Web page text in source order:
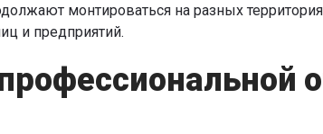
монтироваться на разных
и предприятий.